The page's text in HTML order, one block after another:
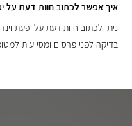
איך אפשר לכתוב חוות דעת על
ניתן לכתוב חוות דעת על יפעת
בדיקה לפני פרסום ומסייעות